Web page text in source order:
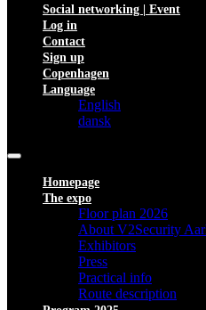
Social networking | Event
Log in
Contact
Sign up
Copenhagen
Language
English
dansk
Homepage
The expo
Floor plan 2026
About V2Security
Exhibitors
Press
Practical info
Route description